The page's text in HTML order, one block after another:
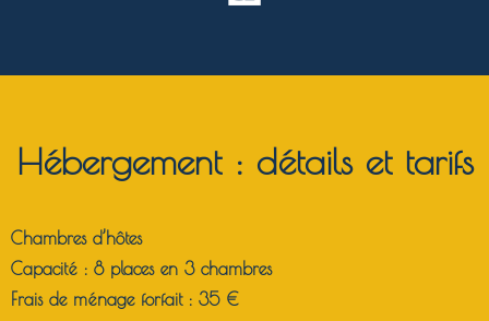
Hébergement : détails et tarifs
Chambres d’hôtes
Capacité : 8 places en 3 chambres
Frais de ménage forfait : 35 €